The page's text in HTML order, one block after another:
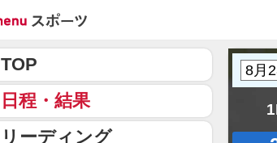
TOP
日程・結果
リーディング